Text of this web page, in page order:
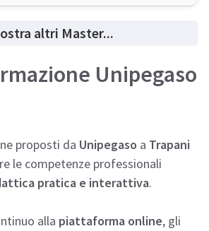
altri Master...
Unipegaso
proposti da Unipegaso a Trapani
le competenze professionali
pratica e interattiva.
alla piattaforma online, gli